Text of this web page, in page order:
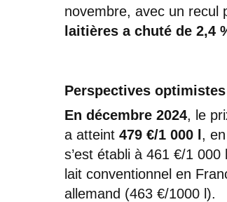
novembre, avec un recul
laitières a chuté de 2,4
Perspectives
En décembre 2024, le
a atteint 479 €/1 000 l ,
s’est établi à 461 €/1
lait conventionnel en
allemand (463 €/1000 l).